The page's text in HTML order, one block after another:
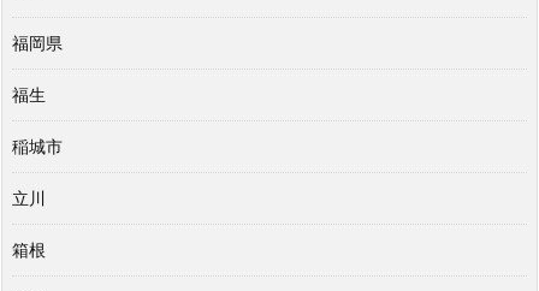
福岡県
福生
稲城市
立川
箱根